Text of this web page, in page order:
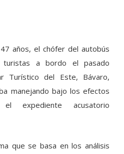
años, el chófer del autobús
a bordo el pasado
Turístico del Este, Bávaro,
manejando bajo los efectos
expediente acusatorio
que se basa en los análisis